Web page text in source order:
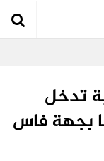
تدخل
بجهة فاس